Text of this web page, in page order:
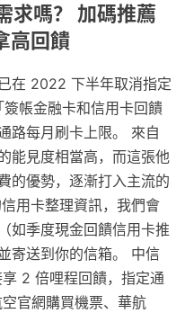
求嗎？ 加碼推薦
高回饋
在 2022 下半年取消指定
帳金融卡和信用卡回饋
路每月刷卡上限。 來自
能見度相當高，而這張他
的優勢，逐漸打入主流的
用卡整理資訊，我們會
如季度現金回饋信用卡推
寄送到你的信箱。 中信
2 倍哩程回饋，指定通
官網購買機票、華航